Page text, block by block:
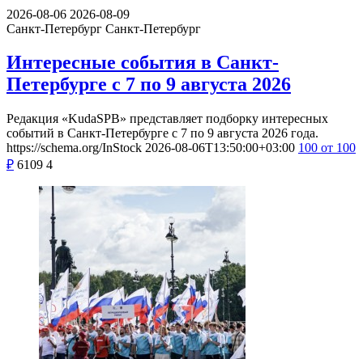
2026-08-06 2026-08-09
Санкт-Петербург Санкт-Петербург
Интересные события в Санкт-
Петербурге с 7 по 9 августа 2026
Редакция «KudaSPB» представляет подборку интересных
событий в Санкт-Петербурге с 7 по 9 августа 2026 года.
https://schema.org/InStock 2026-08-06T13:50:00+03:00 100 от 100
₽ 6109 4